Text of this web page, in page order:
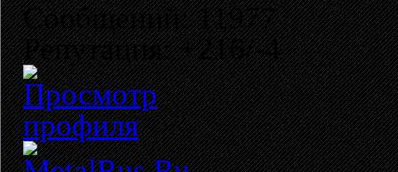
Сообщений: 11977
Репутация: +216/-4